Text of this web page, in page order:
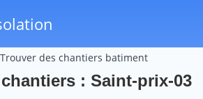
Trouver des chantiers batiment
: Saint-prix-03